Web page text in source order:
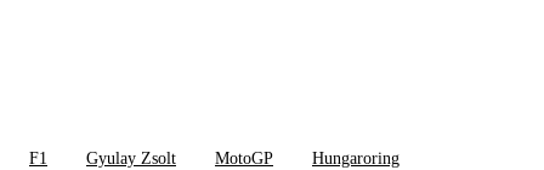
F1 Gyulay Zsolt MotoGP Hungaroring